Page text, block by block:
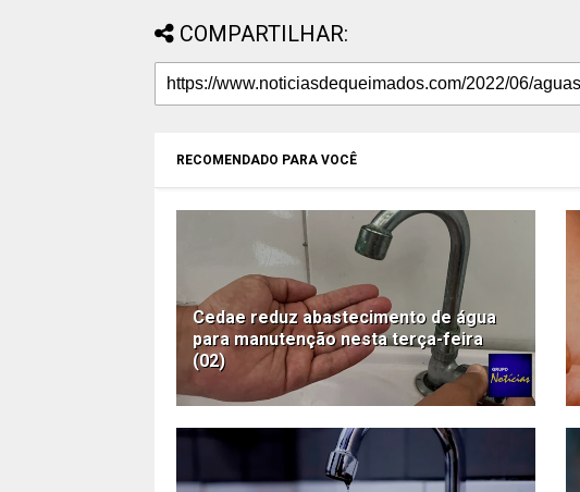
COMPARTILHAR:
RECOMENDADO PARA VOCÊ
Cedae reduz abastecimento de água
para manutenção nesta terça-feira
(02)